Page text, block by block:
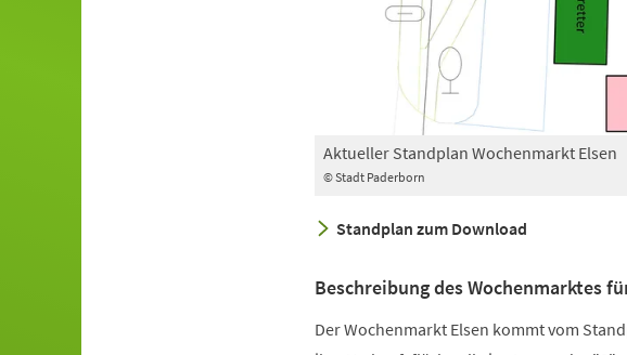
© Stadt Paderborn
Aktueller Standplan Wochenmarkt Elsen
Standplan zum Download
Beschreibung des Wochenmarktes
Der Wochenmarkt Elsen kommt vom